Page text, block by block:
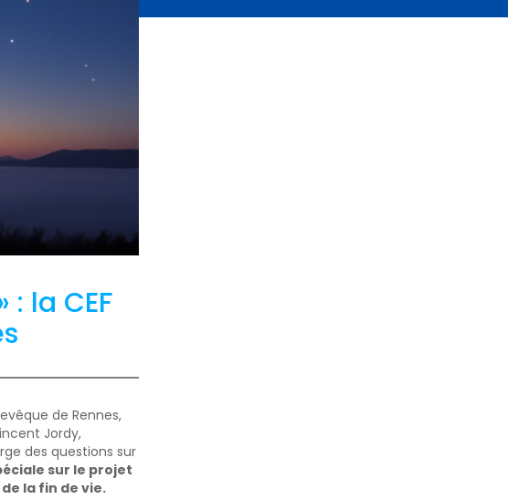
la CEF
de Rennes,
Jordy,
des questions sur
sur le projet
la fin de vie.